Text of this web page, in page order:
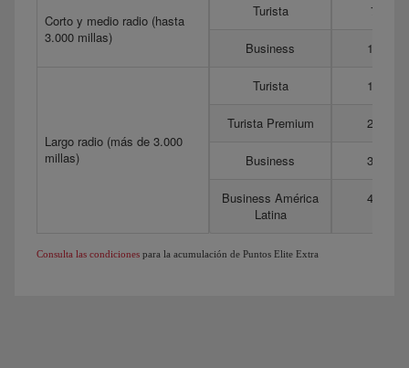
Corto y medio radio (hasta
3.000 millas)
Turista 75
Business 175
Largo radio (más de 3.000
millas)
Turista 150
Turista Premium 275
Business 350
Business América
Latina
450
Consulta las condiciones para la acumulación de Puntos Elite Extra